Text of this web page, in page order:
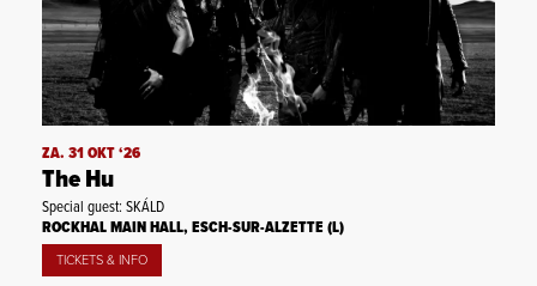
ZA. 31 OKT ‘26
The Hu
Special guest: SKÁLD
ROCKHAL MAIN HALL, ESCH-SUR-ALZETTE (L)
TICKETS & INFO